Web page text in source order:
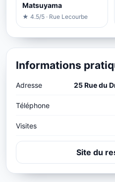
Matsuyama
★ 4.5/5 · Rue Lecourbe
Informations
Adresse 25 Rue du
Téléphone
Visites
Site du